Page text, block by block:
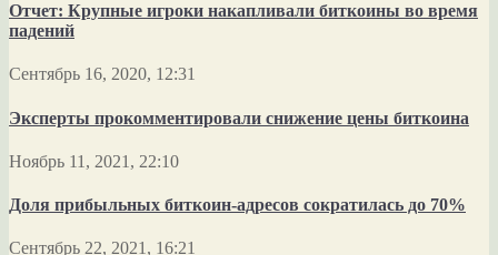
Отчет: Крупные игроки накапливали биткоины во время
падений
Сентябрь 16, 2020, 12:31
Эксперты прокомментировали снижение цены биткоина
Ноябрь 11, 2021, 22:10
Доля прибыльных биткоин-адресов сократилась до 70%
Сентябрь 22, 2021, 16:21